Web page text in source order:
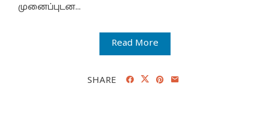
முனைப்புடன...
Read More
SHARE